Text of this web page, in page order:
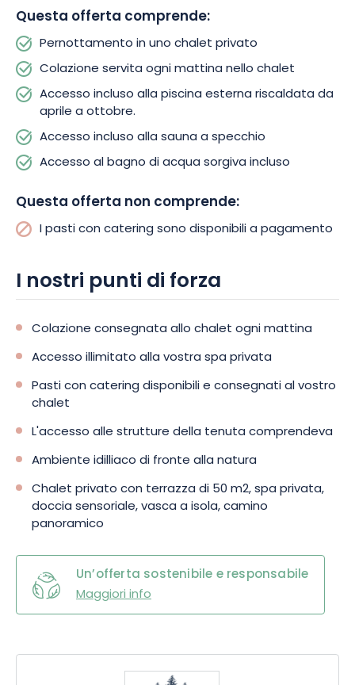
Questa offerta comprende:
Pernottamento in uno chalet privato
Colazione servita ogni mattina nello chalet
Accesso incluso alla piscina esterna riscaldata da
aprile a ottobre.
Accesso incluso alla sauna a specchio
Accesso al bagno di acqua sorgiva incluso
Questa offerta non comprende:
I pasti con catering sono disponibili a pagamento
I nostri punti di forza
Colazione consegnata allo chalet ogni mattina
Accesso illimitato alla vostra spa privata
Pasti con catering disponibili e consegnati al vostro
chalet
L'accesso alle strutture della tenuta comprendeva
Ambiente idilliaco di fronte alla natura
Chalet privato con terrazza di 50 m2, spa privata,
doccia sensoriale, vasca a isola, camino
panoramico
Un’offerta sostenibile e responsabile
Maggiori info